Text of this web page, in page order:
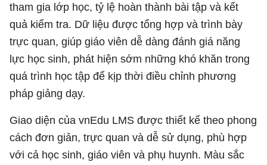
tham gia lớp học, tỷ lệ hoàn thành bài tập và kết
quả kiểm tra. Dữ liệu được tổng hợp và trình bày
trực quan, giúp giáo viên dễ dàng đánh giá năng
lực học sinh, phát hiện sớm những khó khăn trong
quá trình học tập để kịp thời điều chỉnh phương
pháp giảng dạy.
Giao diện của vnEdu LMS được thiết kế theo phong
cách đơn giản, trực quan và dễ sử dụng, phù hợp
với cả học sinh, giáo viên và phụ huynh. Màu sắc